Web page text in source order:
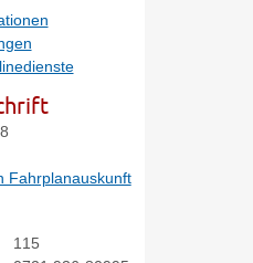
Fahrplanauskunft
115